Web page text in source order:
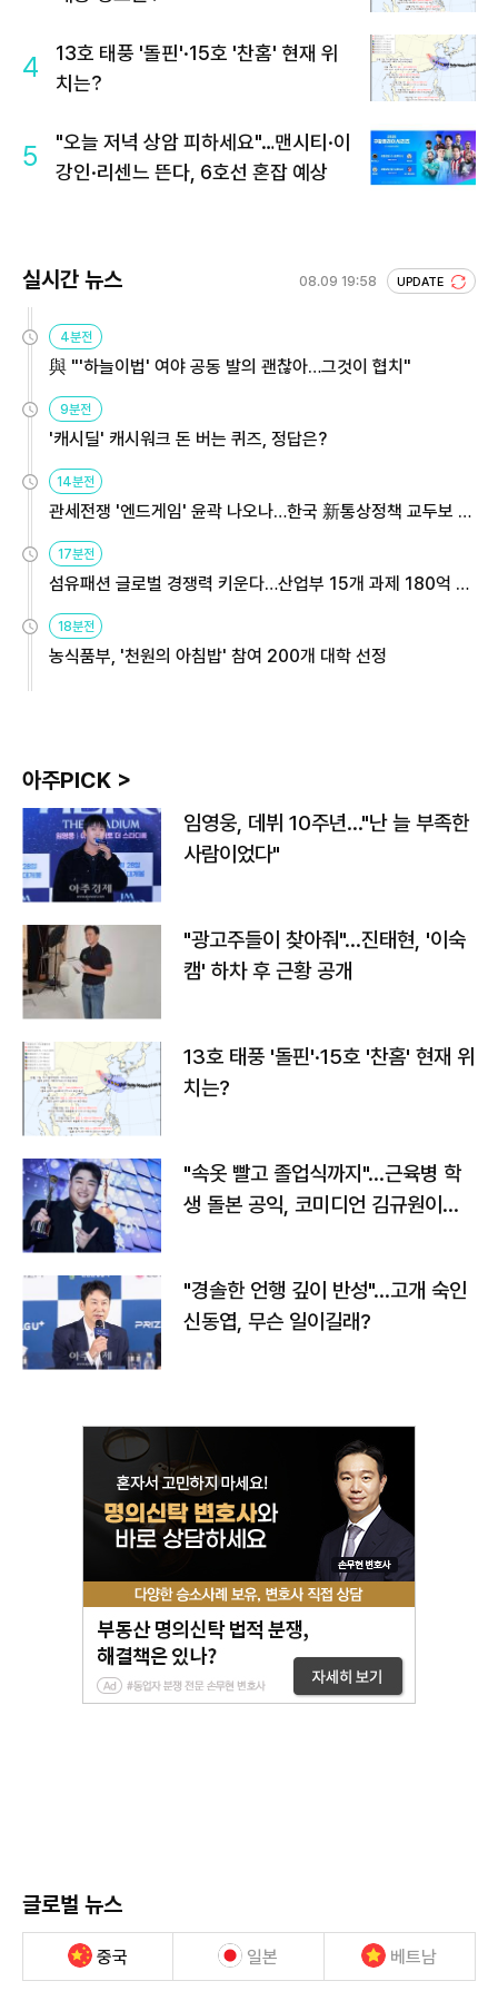
4
13호 태풍 '돌핀'·15호 '찬홈' 현재 위
치는?
5
"오늘 저녁 상암 피하세요"…맨시티·이
강인·리센느 뜬다, 6호선 혼잡 예상
실시간 뉴스 08.09 19:58 UPDATE
4분전
與 "'하늘이법' 여야 공동 발의 괜찮아…그것이 협치"
9분전
'캐시딜' 캐시워크 돈 버는 퀴즈, 정답은?
14분전
관세전쟁 '엔드게임' 윤곽 나오나…한국 新통상정책 교두보 활
용해야
17분전
섬유패션 글로벌 경쟁력 키운다…산업부 15개 과제 180억 지
원
18분전
농식품부, '천원의 아침밥' 참여 200개 대학 선정
아주PICK >
임영웅, 데뷔 10주년…"난 늘 부족한
사람이었다"
"광고주들이 찾아줘"…진태현, '이숙
캠' 하차 후 근황 공개
13호 태풍 '돌핀'·15호 '찬홈' 현재 위
치는?
"속옷 빨고 졸업식까지"…근육병 학
생 돌본 공익, 코미디언 김규원이었
"경솔한 언행 깊이 반성"…고개 숙인
신동엽, 무슨 일이길래?
글로벌 뉴스
중국 일본 베트남